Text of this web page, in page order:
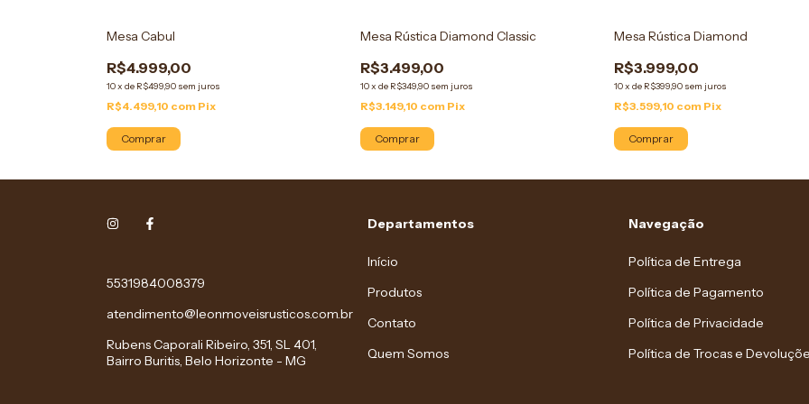
Mesa Cabul
R$4.999,00
10x de R$499,90 sem juros
R$4.499,10 com Pix
Comprar
Mesa Rústica Diamond Classic
R$3.499,00
10x de R$349,90 sem juros
R$3.149,10 com Pix
Comprar
Mesa Rústica Diamond
R$3.999,00
10x de R$399,90 sem juros
R$3.599,10 com Pix
Comprar
5531984008379
atendimento@leonmoveisrusticos.com.br
Rubens Caporali Ribeiro, 351, SL 401,
Bairro Buritis, Belo Horizonte - MG
Departamentos
Início
Produtos
Contato
Quem Somos
Navegação
Política de Entrega
Política de Pagamento
Política de Privacidade
Política de Trocas e